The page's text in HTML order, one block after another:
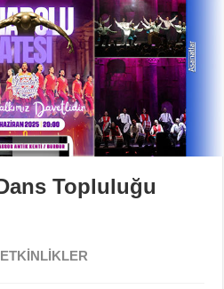
Topluluğu
ETKİNLİKLER